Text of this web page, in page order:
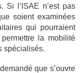
Si l’ISAE n’est pas
soient examinées
qui pourraient
la mobilité
spécialisés.
que s’ouvre